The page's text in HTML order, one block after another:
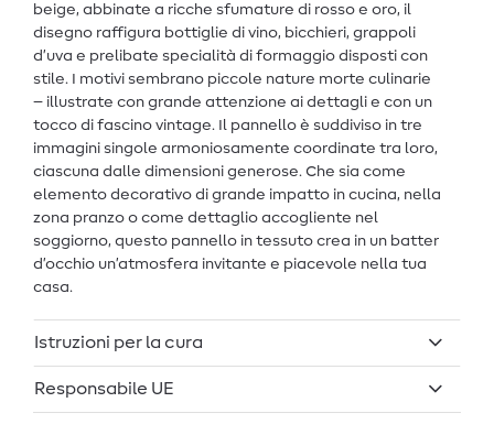
beige, abbinate a ricche sfumature di rosso e oro, il
disegno raffigura bottiglie di vino, bicchieri, grappoli
d’uva e prelibate specialità di formaggio disposti con
stile. I motivi sembrano piccole nature morte culinarie
– illustrate con grande attenzione ai dettagli e con un
tocco di fascino vintage. Il pannello è suddiviso in tre
immagini singole armoniosamente coordinate tra loro,
ciascuna dalle dimensioni generose. Che sia come
elemento decorativo di grande impatto in cucina, nella
zona pranzo o come dettaglio accogliente nel
soggiorno, questo pannello in tessuto crea in un batter
d’occhio un’atmosfera invitante e piacevole nella tua
casa.
Istruzioni per la cura
Responsabile UE